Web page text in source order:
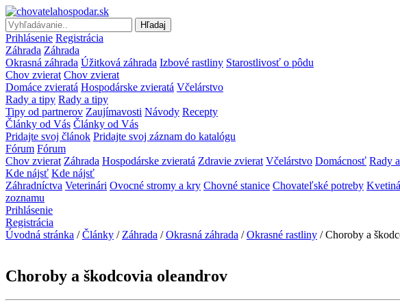
Hľadaj
Prihlásenie Registrácia
Záhrada Záhrada
Okrasná záhrada Úžitková záhrada Izbové rastliny Starostlivosť o pôdu
Chov zvierat Chov zvierat
Domáce zvieratá Hospodárske zvieratá Včelárstvo
Rady a tipy Rady a tipy
Tipy od partnerov Zaujímavosti Návody Recepty
Články od Vás Články od Vás
Pridajte svoj článok Pridajte svoj záznam do katalógu
Fórum Fórum
Chov zvierat Záhrada Hospodárske zvieratá Zdravie zvierat Včelárstvo Domácnosť Rady
Kde nájsť Kde nájsť
Záhradníctva Veterinári Ovocné stromy a kry Chovné stanice Chovateľské potreby
zoznamu
Prihlásenie
Registrácia
Úvodná stránka / Články / Záhrada / Okrasná záhrada / Okrasné rastliny / Choroby a
Choroby a škodcovia oleandrov